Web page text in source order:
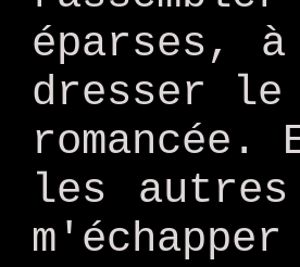
dresser
les autres